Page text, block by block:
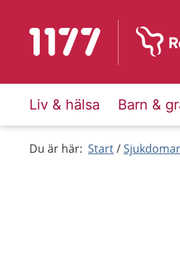
Till startsidan för 1177
Liv & hälsa Barn &
Du är här: Start